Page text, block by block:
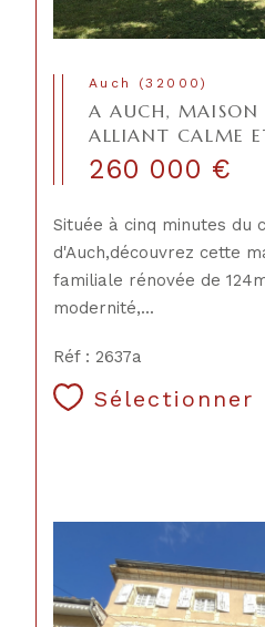
Auch (32000)
A AUCH, MAISON
ALLIANT CALME
260 000 €
Située à cinq minutes du
d'Auch,découvrez cette
familiale rénovée de
modernité,...
Réf : 2637a
Sélectionner